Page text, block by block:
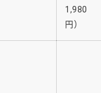
1,980
円）